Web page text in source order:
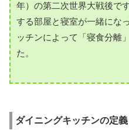
年）の第二次世界大戦後で
する部屋と寝室が一緒にな
ッチンによって「寝食分離
た。
ダイニングキッチンの定義